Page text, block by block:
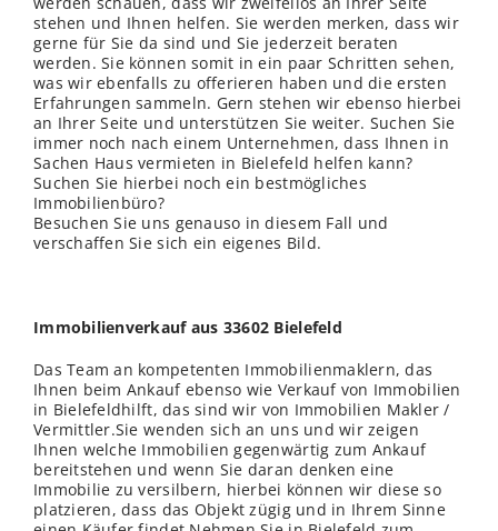
stehen und Ihnen helfen. Sie werden merken, dass wir
gerne für Sie da sind und Sie jederzeit beraten
werden. Sie können somit in ein paar Schritten sehen,
was wir ebenfalls zu offerieren haben und die ersten
Erfahrungen sammeln. Gern stehen wir ebenso hierbei
an Ihrer Seite und unterstützen Sie weiter. Suchen Sie
immer noch nach einem Unternehmen, dass Ihnen in
Sachen Haus vermieten in Bielefeld helfen kann?
Suchen Sie hierbei noch ein bestmögliches
Immobilienbüro?
Besuchen Sie uns genauso in diesem Fall und
verschaffen Sie sich ein eigenes Bild.
Immobilienverkauf aus 33602 Bielefeld
Das Team an kompetenten Immobilienmaklern, das
Ihnen beim Ankauf ebenso wie Verkauf von Immobilien
in Bielefeldhilft, das sind wir von Immobilien Makler /
Vermittler.Sie wenden sich an uns und wir zeigen
Ihnen welche Immobilien gegenwärtig zum Ankauf
bereitstehen und wenn Sie daran denken eine
Immobilie zu versilbern, hierbei können wir diese so
platzieren, dass das Objekt zügig und in Ihrem Sinne